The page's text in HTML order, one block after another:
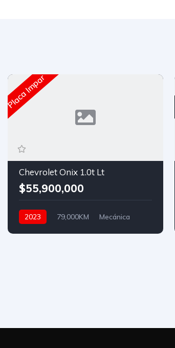
Placa Impar
Chevrolet Onix 1.0t Lt
$55,900,000
2023 79,000KM
Mecánica